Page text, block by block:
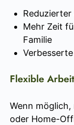
Mehr Zeit
Familie
Flexible
Wenn
oder Home-